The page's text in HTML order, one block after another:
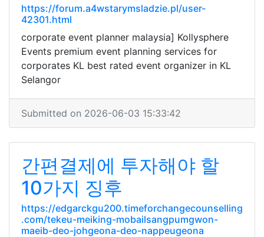
https://forum.a4wstarymsladzie.pl/user-
42301.html
corporate event planner malaysia] Kollysphere
Events premium event planning services for
corporates KL best rated event organizer in KL
Selangor
Submitted on 2026-06-03 15:33:42
간편결제에 투자해야 할
10가지 징후
https://edgarckgu200.timeforchangecounselling
.com/tekeu-meiking-mobailsangpumgwon-
maeib-deo-johgeona-deo-nappeugeona